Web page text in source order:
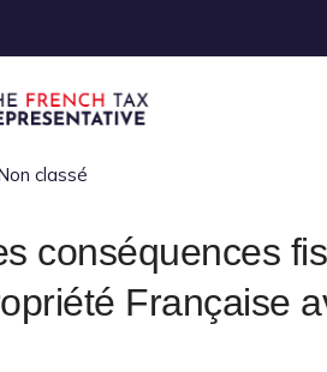
classé
conséquences
Française